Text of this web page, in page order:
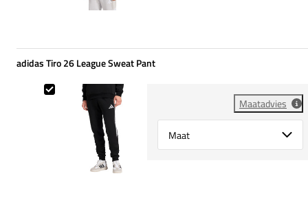
adidas Tiro 26 League Sweat Pant
Maatadvies
Select {option} for {name}
adidas Tiro 26 League Sweat Pant